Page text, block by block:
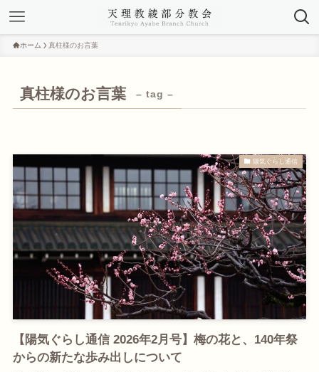
ホーム 真柱様のお言葉
真柱様のお言葉 – tag –
陽気ぐらし通信
【陽気ぐらし通信 2026年2月号】梅の花と、140年祭
からの新たな歩み出しについて